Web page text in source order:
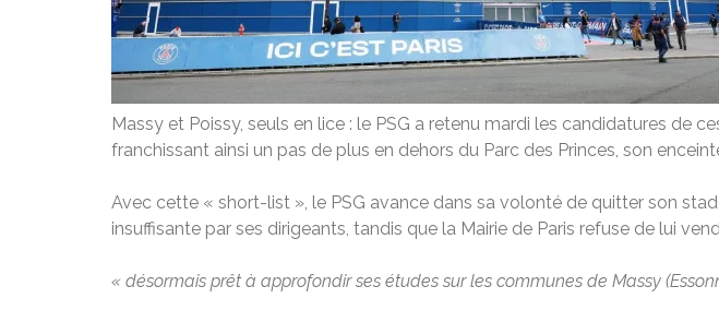
Massy et Poissy, seuls en lice : le PSG a retenu mardi les candidatures de
franchissant ainsi un pas de plus en dehors du Parc des Princes, son
Avec cette « short-list », le PSG avance dans sa volonté de quitter son
insuffisante par ses dirigeants, tandis que la Mairie de Paris refuse de lui
« désormais prêt à approfondir ses études sur les communes de Massy